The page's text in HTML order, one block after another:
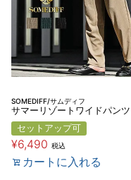
SOMEDIFF/サムディフ
サマーリゾートワイドパンツ
セットアップ可
¥6,490 税込
カートに入れる